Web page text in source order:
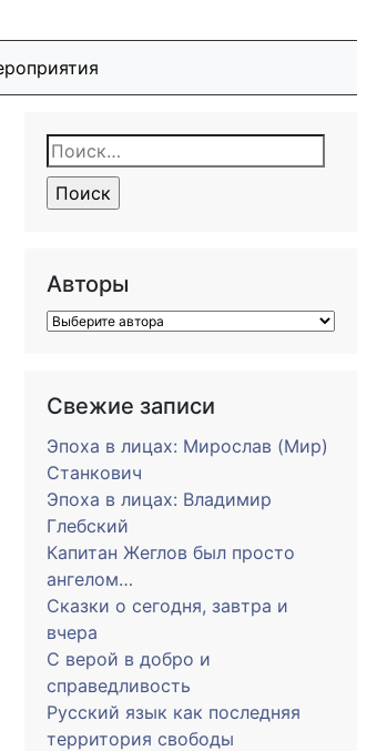
Найти:
Авторы
Свежие записи
Эпоха в лицах: Мирослав (Мир)
Станкович
Эпоха в лицах: Владимир
Глебский
Капитан Жеглов был просто
ангелом…
Сказки о сегодня, завтра и
вчера
С верой в добро и
справедливость
Русский язык как последняя
территория свободы